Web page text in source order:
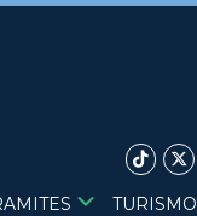
TURISMO